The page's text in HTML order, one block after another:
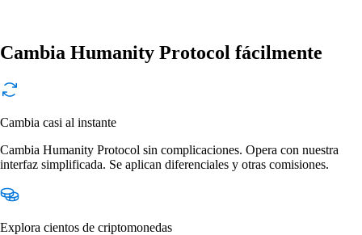
Cambia Humanity Protocol fácilmente
Cambia casi al instante
Cambia Humanity Protocol sin complicaciones. Opera con nuestra
interfaz simplificada. Se aplican diferenciales y otras comisiones.
Explora cientos de criptomonedas